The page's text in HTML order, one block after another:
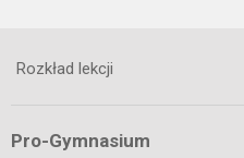
Rozkład lekcji
Pro-Gymnasium